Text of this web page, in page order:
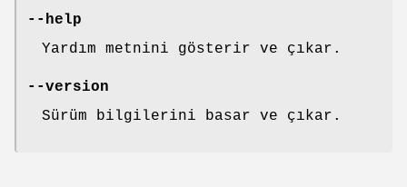
--help
Yardım metnini gösterir ve çıkar.
--version
Sürüm bilgilerini basar ve çıkar.